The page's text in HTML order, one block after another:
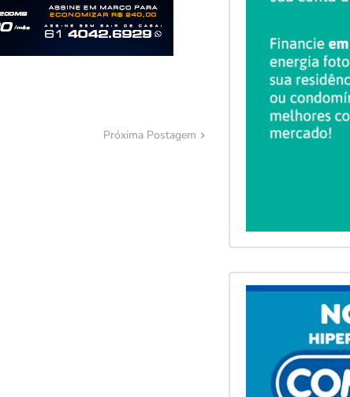
Próxima Postagem